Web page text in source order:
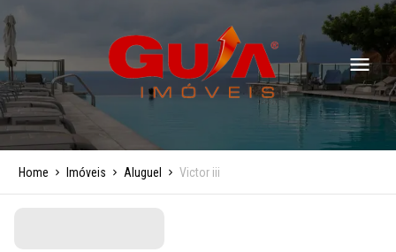
Home Imóveis Aluguel Victor iii